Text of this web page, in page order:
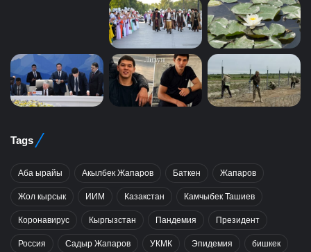
Tags
Аба ырайы Акылбек Жапаров Баткен Жапаров
Жол кырсык ИИМ Казакстан Камчыбек Ташиев
Коронавирус Кыргызстан Пандемия Президент
Россия Садыр Жапаров УКМК Эпидемия бишкек